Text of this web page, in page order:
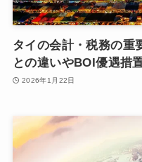
タイの会計・税務の重
との違いやBOI優遇措
2026年1月22日